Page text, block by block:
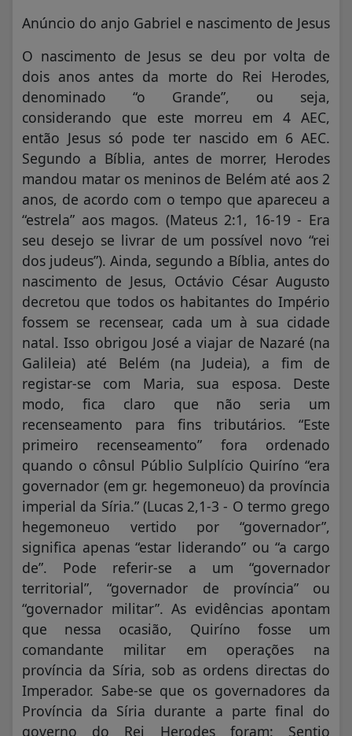
Anúncio do anjo Gabriel e nascimento de Jesus
O nascimento de Jesus se deu por volta de
dois anos antes da morte do Rei Herodes,
denominado “o Grande”, ou seja,
considerando que este morreu em 4 AEC,
então Jesus só pode ter nascido em 6 AEC.
Segundo a Bíblia, antes de morrer, Herodes
mandou matar os meninos de Belém até aos 2
anos, de acordo com o tempo que apareceu a
“estrela” aos magos. (Mateus 2:1, 16-19 - Era
seu desejo se livrar de um possível novo “rei
dos judeus”). Ainda, segundo a Bíblia, antes do
nascimento de Jesus, Octávio César Augusto
decretou que todos os habitantes do Império
fossem se recensear, cada um à sua cidade
natal. Isso obrigou José a viajar de Nazaré (na
Galileia) até Belém (na Judeia), a fim de
registar-se com Maria, sua esposa. Deste
modo, fica claro que não seria um
recenseamento para fins tributários. “Este
primeiro recenseamento” fora ordenado
quando o cônsul Públio Sulplício Quiríno “era
governador (em gr. hegemoneuo) da província
imperial da Síria.” (Lucas 2,1-3 - O termo grego
hegemoneuo vertido por “governador”,
significa apenas “estar liderando” ou “a cargo
de”. Pode referir-se a um “governador
territorial”, “governador de província” ou
“governador militar”. As evidências apontam
que nessa ocasião, Quiríno fosse um
comandante militar em operações na
província da Síria, sob as ordens directas do
Imperador. Sabe-se que os governadores da
Província da Síria durante a parte final do
governo do Rei Herodes foram: Sentio